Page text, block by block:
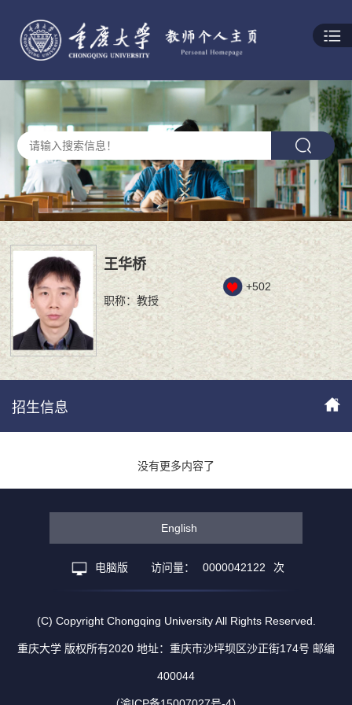
王华桥
职称：教授
+502
招生信息
没有更多内容了
English
电脑版 访问量： 0000042122 次
(C) Copyright Chongqing University All Rights Reserved.
重庆大学 版权所有2020 地址：重庆市沙坪坝区沙正街174号 邮编
400044